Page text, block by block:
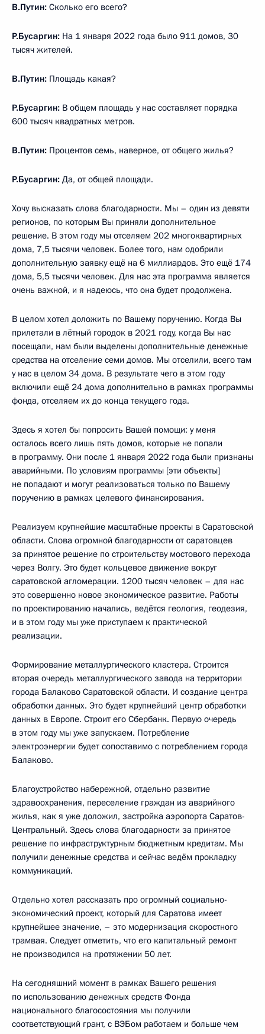
В.Путин: Сколько его всего?
Р.Бусаргин: На 1 января 2022 года было 911 домов, 30
тысяч жителей.
В.Путин: Площадь какая?
Р.Бусаргин: В общем площадь у нас составляет порядка
600 тысяч квадратных метров.
В.Путин: Процентов семь, наверное, от общего жилья?
Р.Бусаргин: Да, от общей площади.
Хочу высказать слова благодарности. Мы – один из девяти
регионов, по которым Вы приняли дополнительное
решение. В этом году мы отселяем 202 многоквартирных
дома, 7,5 тысячи человек. Более того, нам одобрили
дополнительную заявку ещё на 6 миллиардов. Это ещё 174
дома, 5,5 тысячи человек. Для нас эта программа является
очень важной, и я надеюсь, что она будет продолжена.
В целом хотел доложить по Вашему поручению. Когда Вы
прилетали в лётный городок в 2021 году, когда Вы нас
посещали, нам были выделены дополнительные денежные
средства на отселение семи домов. Мы отселили, всего там
у нас в целом 34 дома. В результате чего в этом году
включили ещё 24 дома дополнительно в рамках программы
фонда, отселяем их до конца текущего года.
Здесь я хотел бы попросить Вашей помощи: у меня
осталось всего лишь пять домов, которые не попали
в программу. Они после 1 января 2022 года были признаны
аварийными. По условиям программы [эти объекты]
не попадают и могут реализоваться только по Вашему
поручению в рамках целевого финансирования.
Реализуем крупнейшие масштабные проекты в Саратовской
области. Слова огромной благодарности от саратовцев
за принятое решение по строительству мостового перехода
через Волгу. Это будет кольцевое движение вокруг
саратовской агломерации. 1200 тысяч человек – для нас
это совершенно новое экономическое развитие. Работы
по проектированию начались, ведётся геология, геодезия,
и в этом году мы уже приступаем к практической
реализации.
Формирование металлургического кластера. Строится
вторая очередь металлургического завода на территории
города Балаково Саратовской области. И создание центра
обработки данных. Это будет крупнейший центр обработки
данных в Европе. Строит его Сбербанк. Первую очередь
в этом году мы уже запускаем. Потребление
электроэнергии будет сопоставимо с потреблением города
Балаково.
Благоустройство набережной, отдельно развитие
здравоохранения, переселение граждан из аварийного
жилья, как я уже доложил, застройка аэропорта Саратов-
Центральный. Здесь слова благодарности за принятое
решение по инфраструктурным бюджетным кредитам. Мы
получили денежные средства и сейчас ведём прокладку
коммуникаций.
Отдельно хотел рассказать про огромный социально-
экономический проект, который для Саратова имеет
крупнейшее значение, – это модернизация скоростного
трамвая. Следует отметить, что его капитальный ремонт
не производился на протяжении 50 лет.
На сегодняшний момент в рамках Вашего решения
по использованию денежных средств Фонда
национального благосостояния мы получили
соответствующий грант, с ВЭБом работаем и больше чем